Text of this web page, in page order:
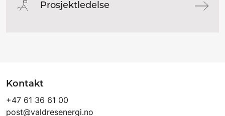
Prosjektledelse
Kontakt
+47 61 36 61 00
post@valdresenergi.no